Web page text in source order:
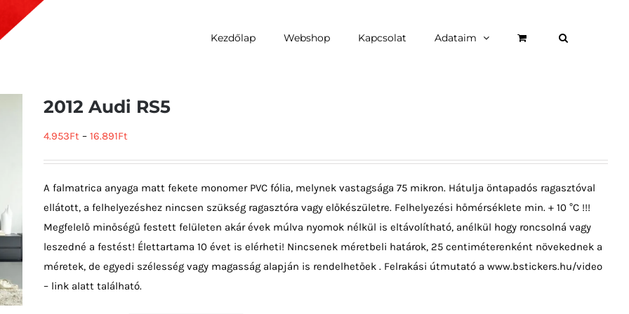
Kezdőlap Webshop Kapcsolat Adataim
2012 Audi RS5
4.953Ft – 16.891Ft
A falmatrica anyaga matt fekete monomer PVC fólia, melynek vastagsága 75 mikron. Hátulja öntapadós ragasztóval
ellátott, a felhelyezéshez nincsen szükség ragasztóra vagy előkészületre. Felhelyezési hőmérséklete min. + 10 °C !!!
Megfelelő minőségű festett felületen akár évek múlva nyomok nélkül is eltávolítható, anélkül hogy roncsolná vagy
leszedné a festést! Élettartama 10 évet is elérheti! Nincsenek méretbeli határok, 25 centiméterenként növekednek a
méretek, de egyedi szélesség vagy magasság alapján is rendelhetőek . Felrakási útmutató a www.bstickers.hu/video
– link alatt található.